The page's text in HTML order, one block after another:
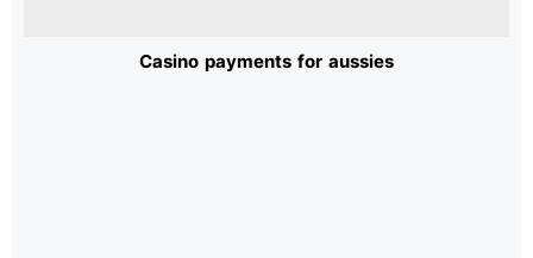
Casino payments for aussies